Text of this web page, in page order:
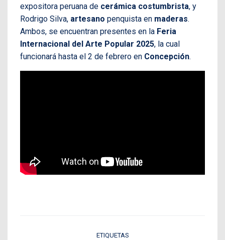
expositora peruana de cerámica costumbrista, y
Rodrigo Silva, artesano penquista en maderas.
Ambos, se encuentran presentes en la Feria
Internacional del Arte Popular 2025, la cual
funcionará hasta el 2 de febrero en Concepción.
ETIQUETAS